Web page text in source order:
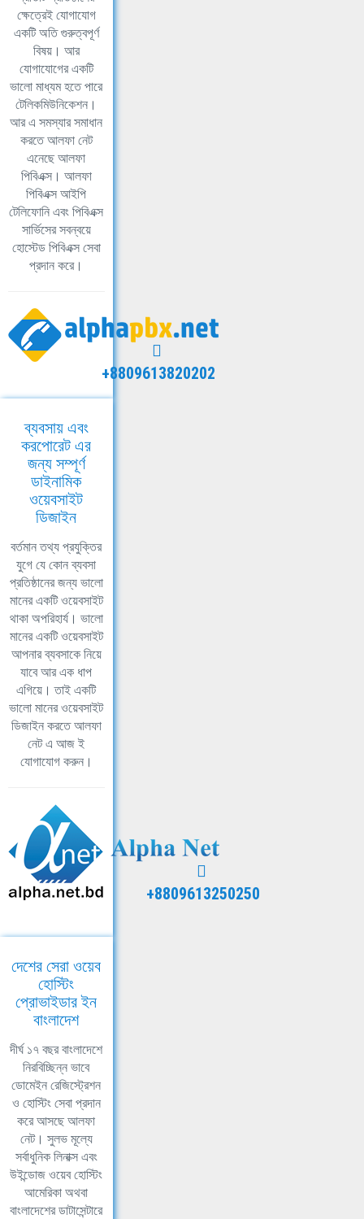
ক্ষেত্রেই যোগাযোগ
একটি অতি গুরুত্বপূর্ণ
বিষয়। আর
যোগাযোগের একটি
ভালো মাধ্যম হতে পারে
টেলিকমিউনিকেশন।
আর এ সমস্যার সমাধান
করতে আলফা নেট
এনেছে আলফা
পিবিএক্স। আলফা
পিবিএক্স আইপি
টেলিফোনি এবং পিবিএক্স
সার্ভিসের সবন্বয়ে
হোস্টেড পিবিএক্স সেবা
প্রদান করে।
+8809613820202
ব্যবসায় এবং
করপোরেট এর
জন্য সম্পূর্ণ
ডাইনামিক
ওয়েবসাইট
ডিজাইন
বর্তমান তথ্য প্রযুক্তির
যুগে যে কোন ব্যবসা
প্রতিষ্ঠানের জন্য ভালো
মানের একটি ওয়েবসাইট
থাকা অপরিহার্য। ভালো
মানের একটি ওয়েবসাইট
আপনার ব্যবসাকে নিয়ে
যাবে আর এক ধাপ
এগিয়ে। তাই একটি
ভালো মানের ওয়েবসাইট
ডিজাইন করতে আলফা
নেট এ আজ ই
যোগাযোগ করুন।
+8809613250250
দেশের সেরা ওয়েব
হোস্টিং
প্রোভাইডার ইন
বাংলাদেশ
দীর্ঘ ১৭ বছর বাংলাদেশে
নিরবিচ্ছিন্ন ভাবে
ডোমেইন রেজিস্ট্রেশন
ও হোস্টিং সেবা প্রদান
করে আসছে আলফা
নেট। সুলভ মূল্যে
সর্বাধুনিক লিনাক্স এবং
উইন্ডোজ ওয়েব হোস্টিং
আমেরিকা অথবা
বাংলাদেশের ডাটাসেন্টারে